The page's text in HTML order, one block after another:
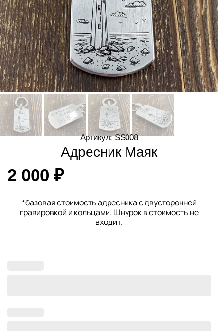
Артикул: SS008
Адресник Маяк
2 000 ₽
*базовая стоимость адресника с двусторонней
гравировкой и кольцами. Шнурок в стоимость не
входит.